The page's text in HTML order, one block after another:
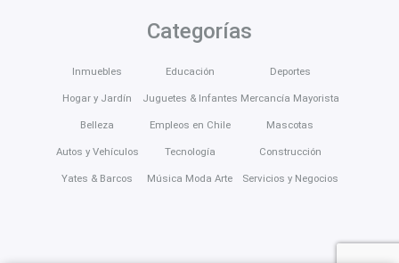
Categorías
Inmuebles
Hogar y Jardín
Belleza
Autos y Vehículos
Yates & Barcos
Educación
Juguetes & Infantes
Empleos en Chile
Tecnología
Música Moda Arte
Deportes
Mercancía Mayorista
Mascotas
Construcción
Servicios y Negocios